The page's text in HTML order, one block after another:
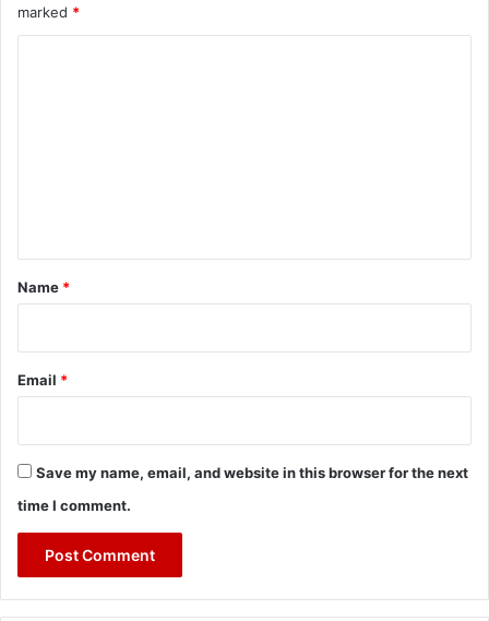
marked *
*
Name *
Email *
Save my name, email, and website in this browser for the next
time I comment.